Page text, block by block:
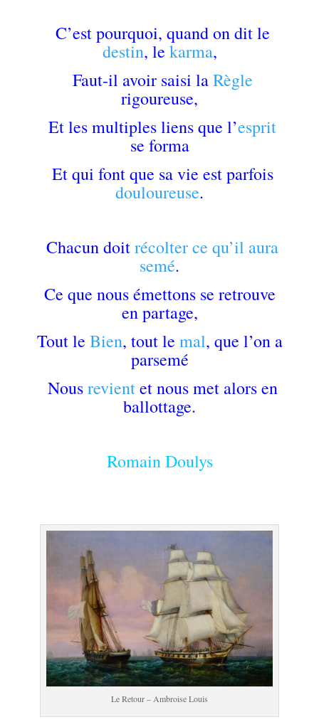
C’est pourquoi, quand on dit le
destin, le karma,
Faut-il avoir saisi laRègle
rigoureuse,
Et les multiples liens que l’esprit
se forma
Et qui font que sa vie est parfois
douloureuse.
Chacun doitrécolter ce qu’il aura
semé.
Ce que nous émettons se retrouve
en partage,
Tout le Bien, tout le mal, que l’on a
parsemé
Nousrevientet nous met alors en
ballottage.
Romain Doulys
Le Retour – Ambroise Louis